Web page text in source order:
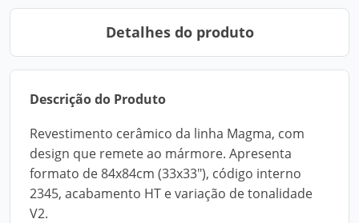
Detalhes do produto
Descrição do Produto
Revestimento cerâmico da linha Magma, com
design que remete ao mármore. Apresenta
formato de 84x84cm (33x33"), código interno
2345, acabamento HT e variação de tonalidade
V2.